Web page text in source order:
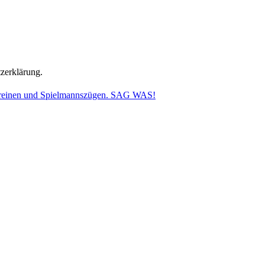
und Spielmannszügen. SAG WAS!